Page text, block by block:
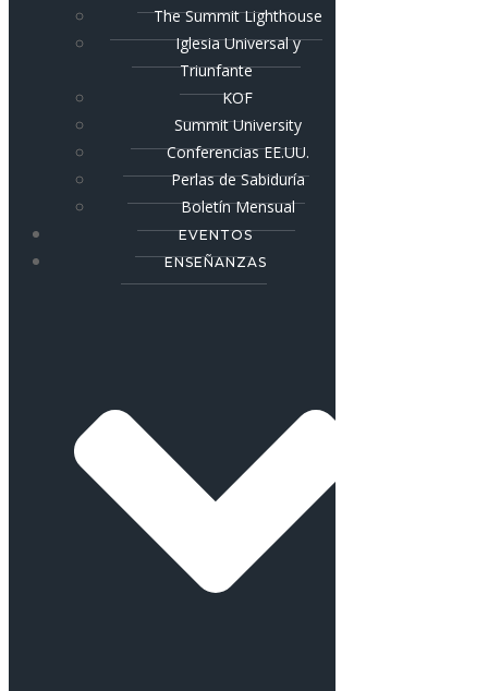
The Summit Lighthouse
Iglesia Universal y
Triunfante
KOF
Summit University
Conferencias EE.UU.
Perlas de Sabiduría
Boletín Mensual
EVENTOS
ENSEÑANZAS